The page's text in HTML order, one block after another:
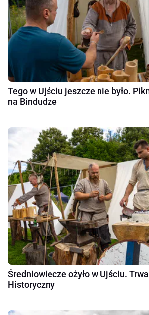
Tego w Ujściu jeszcze nie było.
na Bindudze
Średniowiecze ożyło w Ujściu.
Historyczny